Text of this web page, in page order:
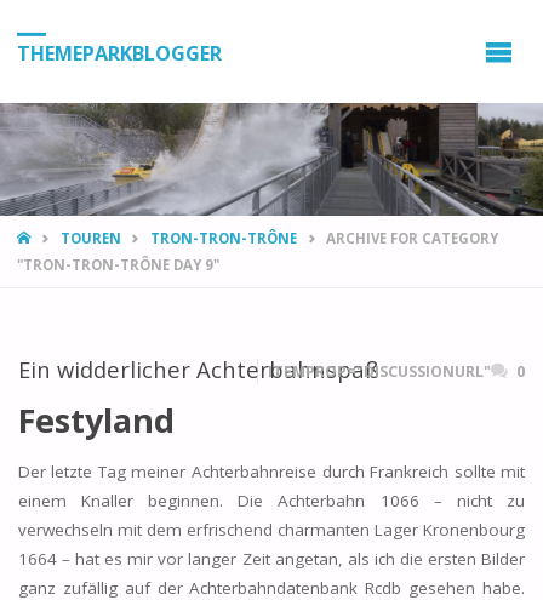
THEMEPARKBLOGGER
HOMETOUREN TRON-TRON-TRÔNE
ARCHIVE FOR CATEGORY
"TRON-TRON-TRÔNE DAY 9"
Ein widderlicher AchterbahnspaßITEMPROP="DISCUSSIONURL" 0
Festyland
Der letzte Tag meiner Achterbahnreise durch Frankreich sollte mit
einem Knaller beginnen. Die Achterbahn 1066 – nicht zu
verwechseln mit dem erfrischend charmanten Lager Kronenbourg
1664 – hat es mir vor langer Zeit angetan, als ich die ersten Bilder
ganz zufällig auf der Achterbahndatenbank Rcdb gesehen habe.